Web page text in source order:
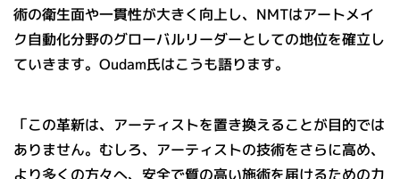
術の衛生面や一貫性が大きく向上し、NMTはアートメイ
ク自動化分野のグローバルリーダーとしての地位を確立し
ていきます。Oudam氏はこうも語ります。
「この革新は、アーティストを置き換えることが目的では
ありません。むしろ、アーティストの技術をさらに高め、
より多くの方々へ、安全で質の高い施術を届けるための力